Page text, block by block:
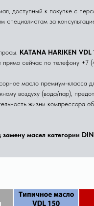
доступный к покупке с
специалистам за
KATANA HARIKEN VDL
сейчас по телефону
масло премиум-
воздуху (вода/пар),
жизни компрессора
замену масел категории